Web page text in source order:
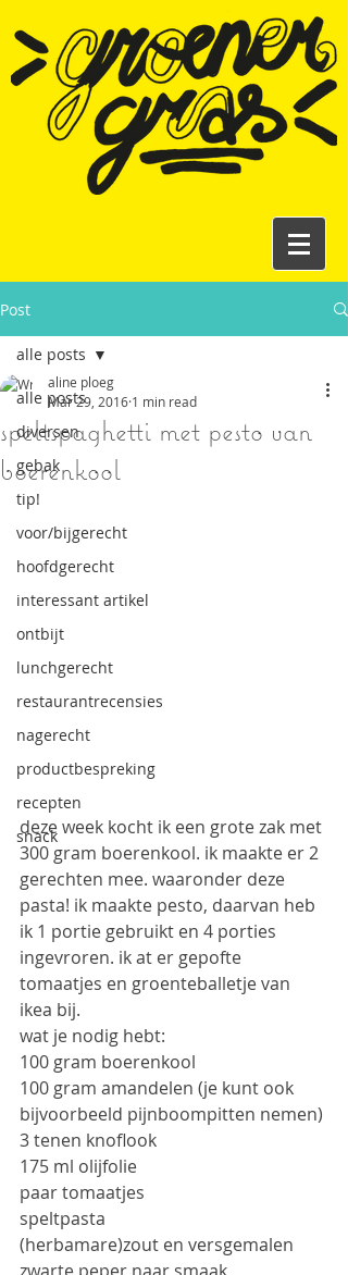
Post
alle posts
diversen
gebak
tip!
voor/bijgerecht
hoofdgerecht
interessant artikel
ontbijt
lunchgerecht
restaurantrecensies
nagerecht
productbespreking
recepten
snack
alle posts
speltspaghetti met pesto van
boerenkool
aline ploeg
Mar 29, 2016 1 min read
deze week kocht ik een grote zak met
300 gram boerenkool. ik maakte er 2
gerechten mee. waaronder deze
pasta! ik maakte pesto, daarvan heb
ik 1 portie gebruikt en 4 porties
ingevroren. ik at er gepofte
tomaatjes en groenteballetje van
ikea bij.
wat je nodig hebt:
100 gram boerenkool
100 gram amandelen (je kunt ook
bijvoorbeeld pijnboompitten nemen)
3 tenen knoflook
175 ml olijfolie
paar tomaatjes
speltpasta
(herbamare)zout en versgemalen